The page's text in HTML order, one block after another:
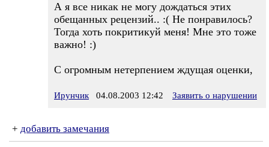
А я все никак не могу дождаться этих
обещанных рецензий.. :( Не понравилось?
Тогда хоть покритикуй меня! Мне это тоже
важно! :)
С огромным нетерпением ждущая оценки,
Ирунчик 04.08.2003 12:42 Заявить о нарушении
+ добавить замечания